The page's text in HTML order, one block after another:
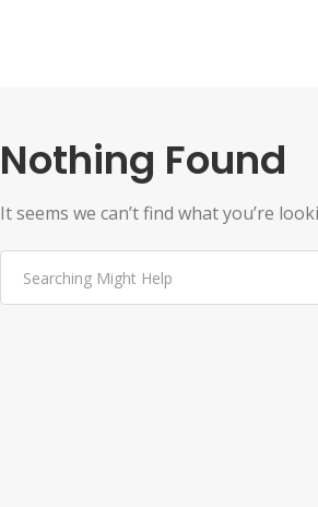
Nothing Found
It seems we can’t find what you’re